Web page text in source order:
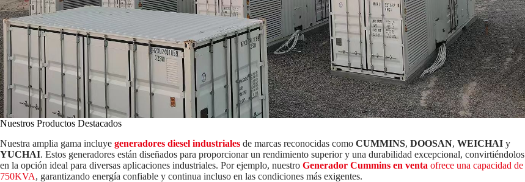
Nuestros Productos Destacados
Nuestra amplia gama incluye generadores diesel industriales de marcas reconocidas como CUMMINS, DOOSAN, WEICHAI y
YUCHAI. Estos generadores están diseñados para proporcionar un rendimiento superior y una durabilidad excepcional, convirtiéndolos
en la opción ideal para diversas aplicaciones industriales. Por ejemplo, nuestro Generador Cummins en venta ofrece una capacidad de
750KVA, garantizando energía confiable y continua incluso en las condiciones más exigentes.